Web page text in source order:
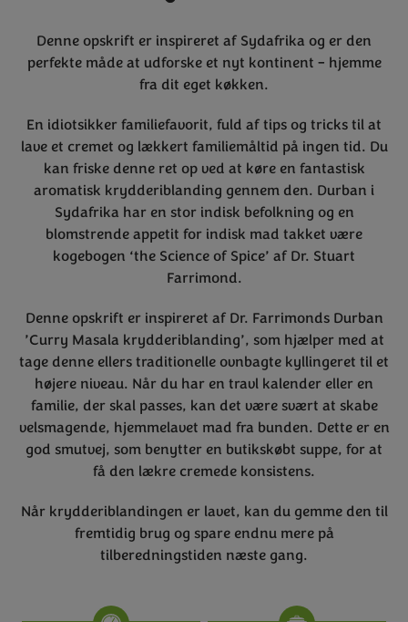
Denne opskrift er inspireret af Sydafrika og er den
perfekte måde at udforske et nyt kontinent – hjemme
fra dit eget køkken.
En idiotsikker familiefavorit, fuld af tips og tricks til at
lave et cremet og lækkert familiemåltid på ingen tid. Du
kan friske denne ret op ved at køre en fantastisk
aromatisk krydderiblanding gennem den. Durban i
Sydafrika har en stor indisk befolkning og en
blomstrende appetit for indisk mad takket være
kogebogen ‘the Science of Spice’ af Dr. Stuart
Farrimond.
Denne opskrift er inspireret af Dr. Farrimonds Durban
’Curry Masala krydderiblanding’, som hjælper med at
tage denne ellers traditionelle ovnbagte kyllingeret til et
højere niveau. Når du har en travl kalender eller en
familie, der skal passes, kan det være svært at skabe
velsmagende, hjemmelavet mad fra bunden. Dette er en
god smutvej, som benytter en butikskøbt suppe, for at
få den lækre cremede konsistens.
Når krydderiblandingen er lavet, kan du gemme den til
fremtidig brug og spare endnu mere på
tilberedningstiden næste gang.